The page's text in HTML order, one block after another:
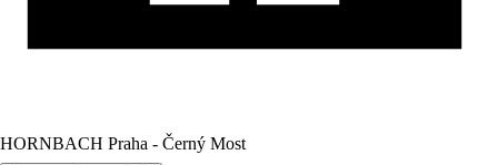
HORNBACH Praha - Černý Most